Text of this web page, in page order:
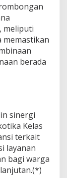
meliputi
memastikan
berada
sinergi
Kelas
terkait
layanan
bagi warga